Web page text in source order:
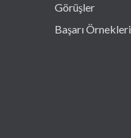
Görüşler
Başarı Örnekleri